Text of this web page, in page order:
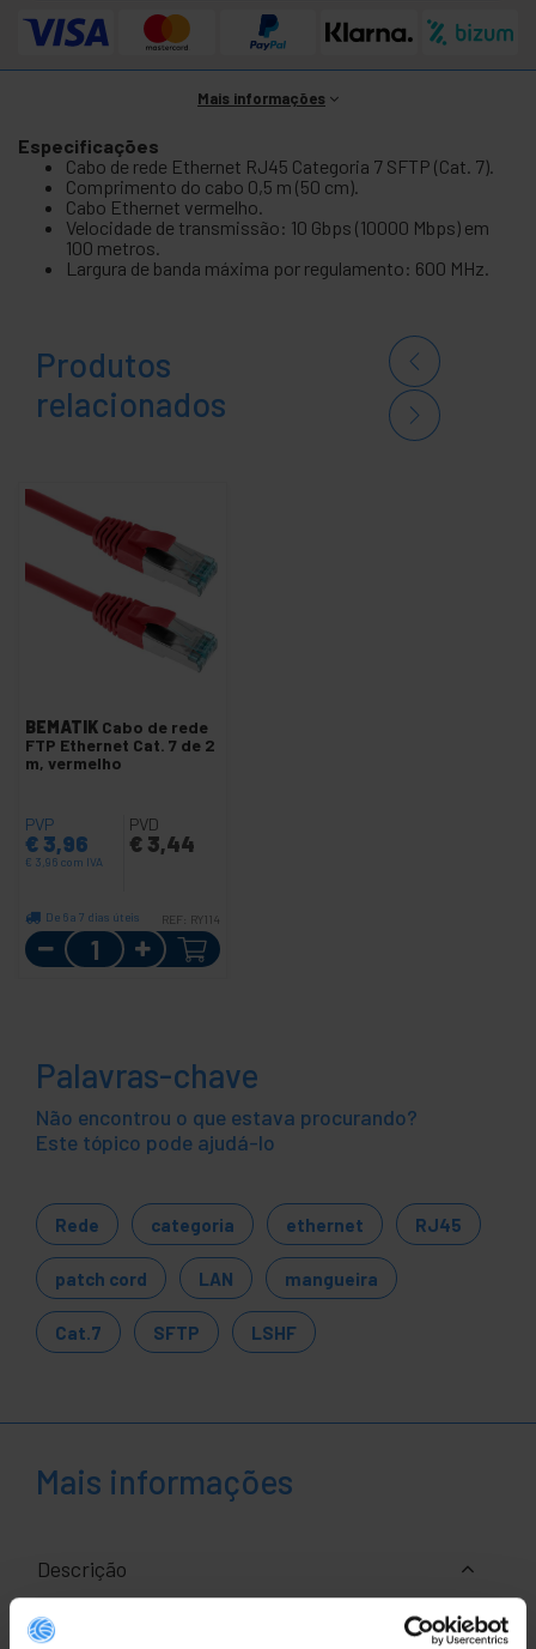
Mais informações
Especificações
Cabo de rede Ethernet RJ45 Categoria 7 SFTP (Cat. 7).
Comprimento do cabo 0,5 m (50 cm).
Cabo Ethernet vermelho.
Velocidade de transmissão: 10 Gbps (10000 Mbps) em
100 metros.
Largura de banda máxima por regulamento: 600 MHz.
Produtos
relacionados
BEMATIK Cabo de rede
FTP Ethernet Cat. 7 de 2
m, vermelho
PVP
€ 3,96
€ 3,96 com IVA
PVD
€3,44
De 6 a 7 dias úteis REF: RY114
Quantidade
Palavras-chave
Não encontrou o que estava procurando?
Este tópico pode ajudá-lo
Rede categoria ethernet RJ45
patch cord LAN mangueira
Cat.7 SFTP LSHF
Mais informações
Descrição
Cabo de rede Ethernet RJ45 Categoria 7 SFTP